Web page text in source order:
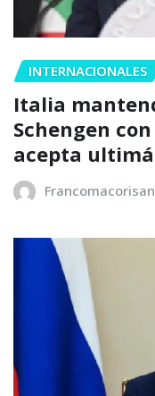
INTERNACIONALES
Italia
Schengen
acepta